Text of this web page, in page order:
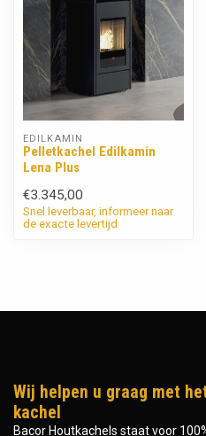
EDILKAMIN
Pelletkachel Edilkamin
Lena Plus
€3.345,00
Snel leverbaar, informeer naar
de exacte levertijd
Wij helpen u graag met
kachel
Bacor Houtkachels staat voor